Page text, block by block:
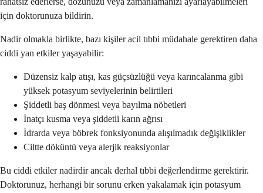
için doktorunuza bildirin.
Nadir olmakla birlikte, bazı kişiler acil tıbbi müdahale gerektiren daha
ciddi yan etkiler yaşayabilir:
Düzensiz kalp atışı, kas güçsüzlüğü veya karıncalanma gibi
yüksek potasyum seviyelerinin belirtileri
Şiddetli baş dönmesi veya bayılma nöbetleri
İnatçı kusma veya şiddetli karın ağrısı
İdrarda veya böbrek fonksiyonunda alışılmadık değişiklikler
Ciltte döküntü veya alerjik reaksiyonlar
Bu ciddi etkiler nadirdir ancak derhal tıbbi değerlendirme gerektirir.
Doktorunuz, herhangi bir sorunu erken yakalamak için potasyum